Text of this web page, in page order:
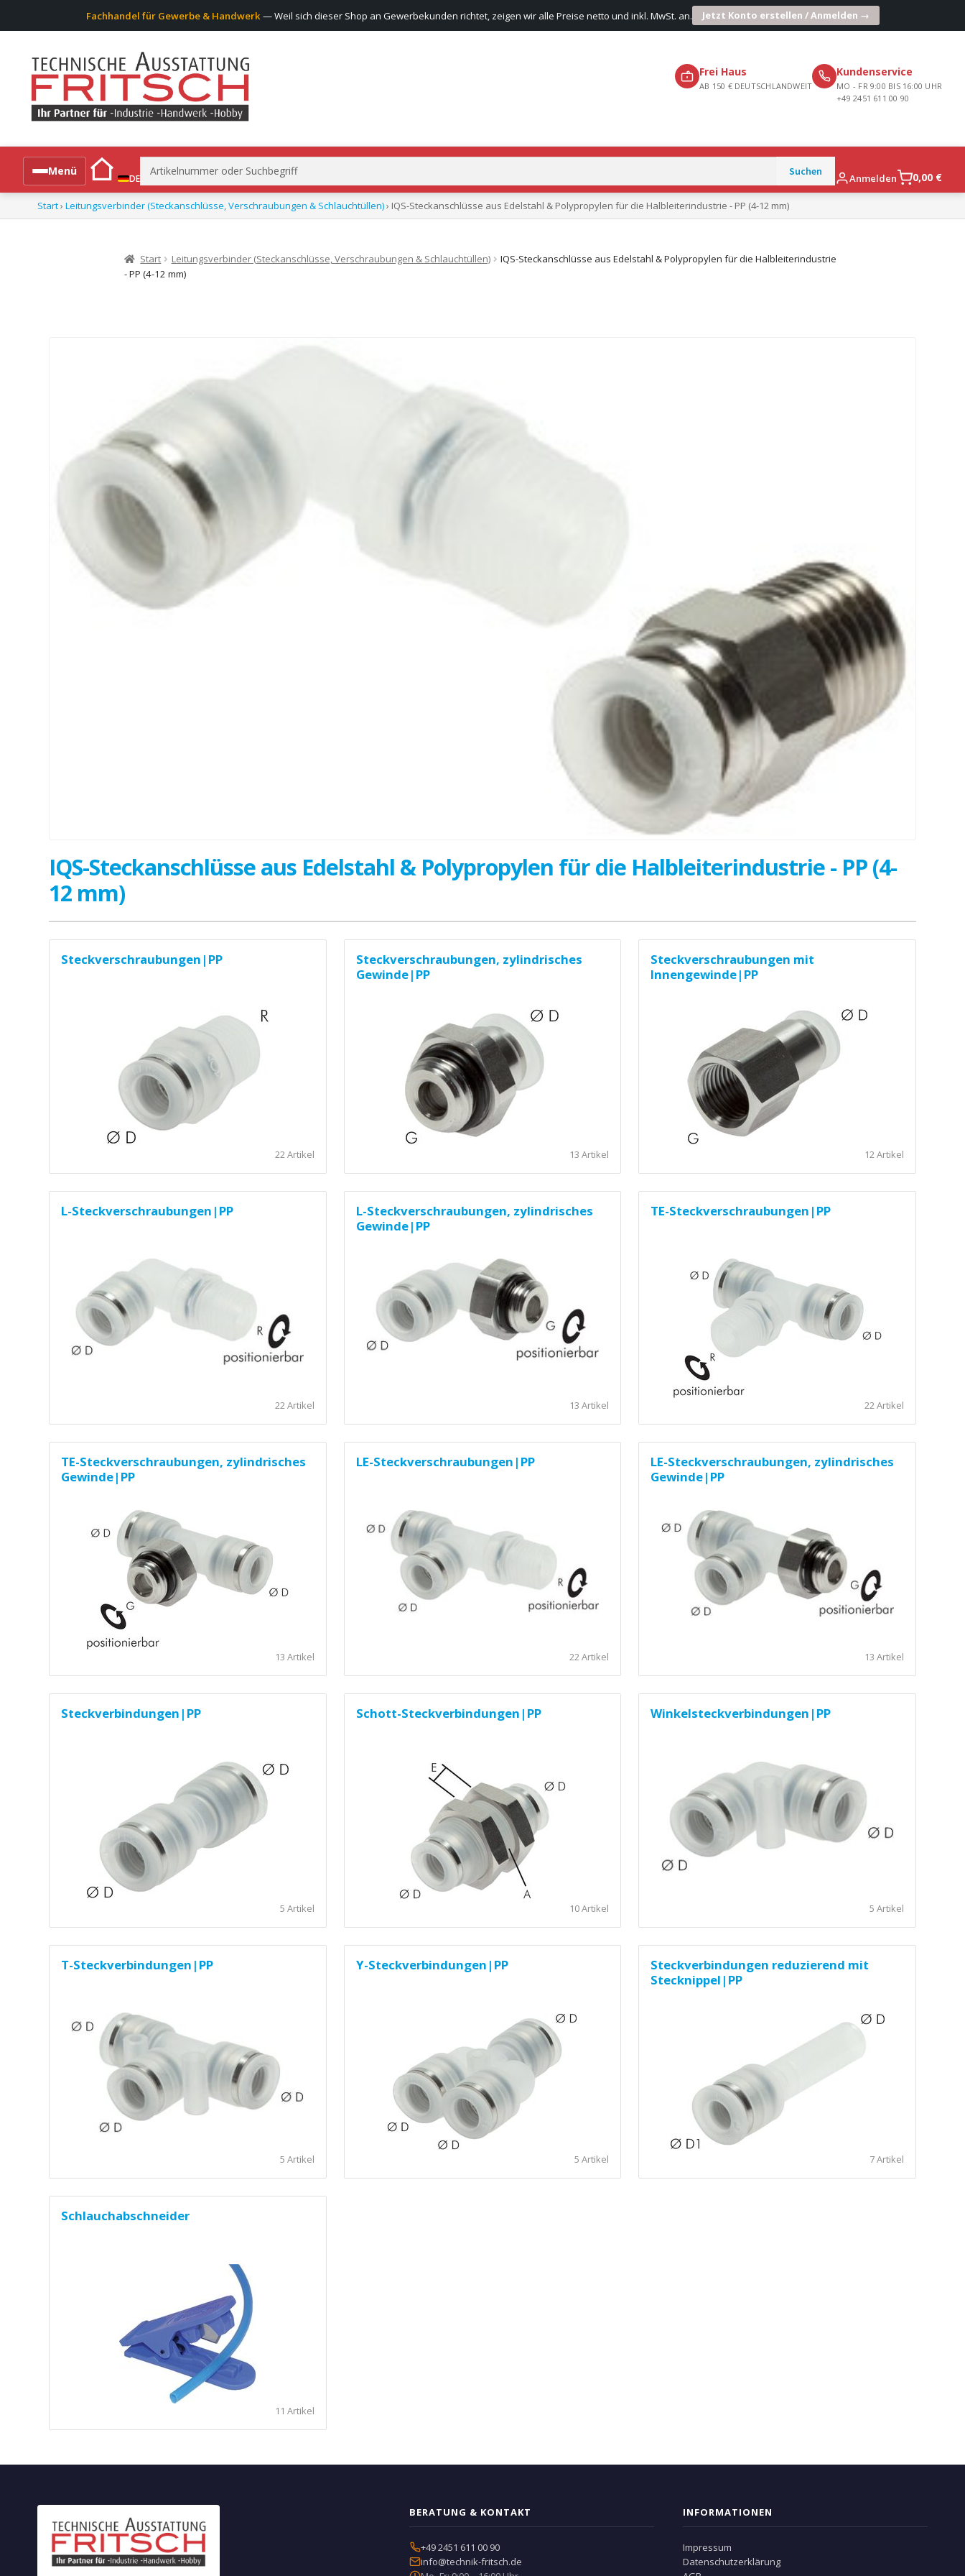
Fachhandel für Gewerbe & Handwerk — Weil sich dieser Shop an Gewerbekunden richtet, zeigen wir alle Preise netto und inkl. MwSt. an. Jetzt Konto erstellen / Anmelden →
Frei Haus
AB 150 € DEUTSCHLANDWEIT
Kundenservice
MO - FR 9:00 BIS 16:00 UHR
+49 2451 611 00 90
Menü
DE
Suchen
nach:
Anmelden 0,00 €
Alle Produkte
Start› Leitungsverbinder (Steckanschlüsse, Verschraubungen & Schlauchtüllen)› IQS-Steckanschlüsse aus Edelstahl & Polypropylen für die Halbleiterindustrie - PP (4-12 mm)
Start Leitungsverbinder (Steckanschlüsse, Verschraubungen & Schlauchtüllen)
IQS-Steckanschlüsse aus Edelstahl & Polypropylen für die Halbleiterindustrie
- PP (4-12 mm)
IQS-Steckanschlüsse aus Edelstahl & Polypropylen für die Halbleiterindustrie - PP (4-
12 mm)
Steckverschraubungen|PP
22 Artikel
Steckverschraubungen, zylindrisches
Gewinde|PP
13 Artikel
Steckverschraubungen mit
Innengewinde|PP
12 Artikel
L-Steckverschraubungen|PP
22 Artikel
L-Steckverschraubungen, zylindrisches
Gewinde|PP
13 Artikel
TE-Steckverschraubungen|PP
22 Artikel
TE-Steckverschraubungen, zylindrisches
Gewinde|PP
13 Artikel
LE-Steckverschraubungen|PP
22 Artikel
LE-Steckverschraubungen, zylindrisches
Gewinde|PP
13 Artikel
Steckverbindungen|PP
5 Artikel
Schott-Steckverbindungen|PP
10 Artikel
Winkelsteckverbindungen|PP
5 Artikel
T-Steckverbindungen|PP
5 Artikel
Y-Steckverbindungen|PP
5 Artikel
Steckverbindungen reduzierend mit
Stecknippel|PP
7 Artikel
Schlauchabschneider
11 Artikel
BERATUNG & KONTAKT
+49 2451 611 00 90
info@technik-fritsch.de
INFORMATIONEN
Impressum
Datenschutzerklärung